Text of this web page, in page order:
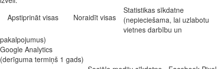
Apstiprināt visas
Noraidīt visas
Statistikas sīkdatne
(nepieciešama, lai uzlabotu
vietnes darbību un
pakalpojumus)
Google Analytics
(derīguma termiņš 1 gads)